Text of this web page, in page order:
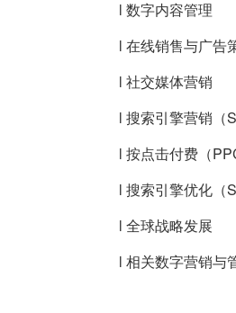
l 数字内容管理
l 在线销售与广告
l 社交媒体营销
l 搜索引擎营销（
l 按点击付费（
l 搜索引擎优化（
l 全球战略发展
l 相关数字营销与